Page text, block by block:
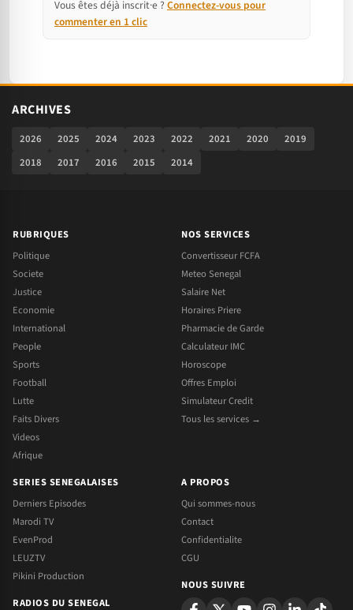
Vous êtes déjà inscrit·e ? Connectez-vous pour
commenter en 1 clic
ARCHIVES
2026 2025 2024 2023 2022 2021 2020
2019
2018
2017 2016 2015 2014
RUBRIQUES
Politique
Societe
Justice
Economie
International
People
Sports
Football
Lutte
Faits Divers
Videos
Afrique
NOS SERVICES
Convertisseur FCFA
Meteo Senegal
Salaire Net
Horaires Priere
Pharmacie de Garde
Calculateur IMC
Horoscope
Offres Emploi
Simulateur Credit
Tous les services →
SERIES SENEGALAISES
Derniers Episodes
Marodi TV
EvenProd
LEUZTV
Pikini Production
RADIOS DU SENEGAL
A PROPOS
Qui sommes-nous
Contact
Confidentialite
CGU
NOUS SUIVRE